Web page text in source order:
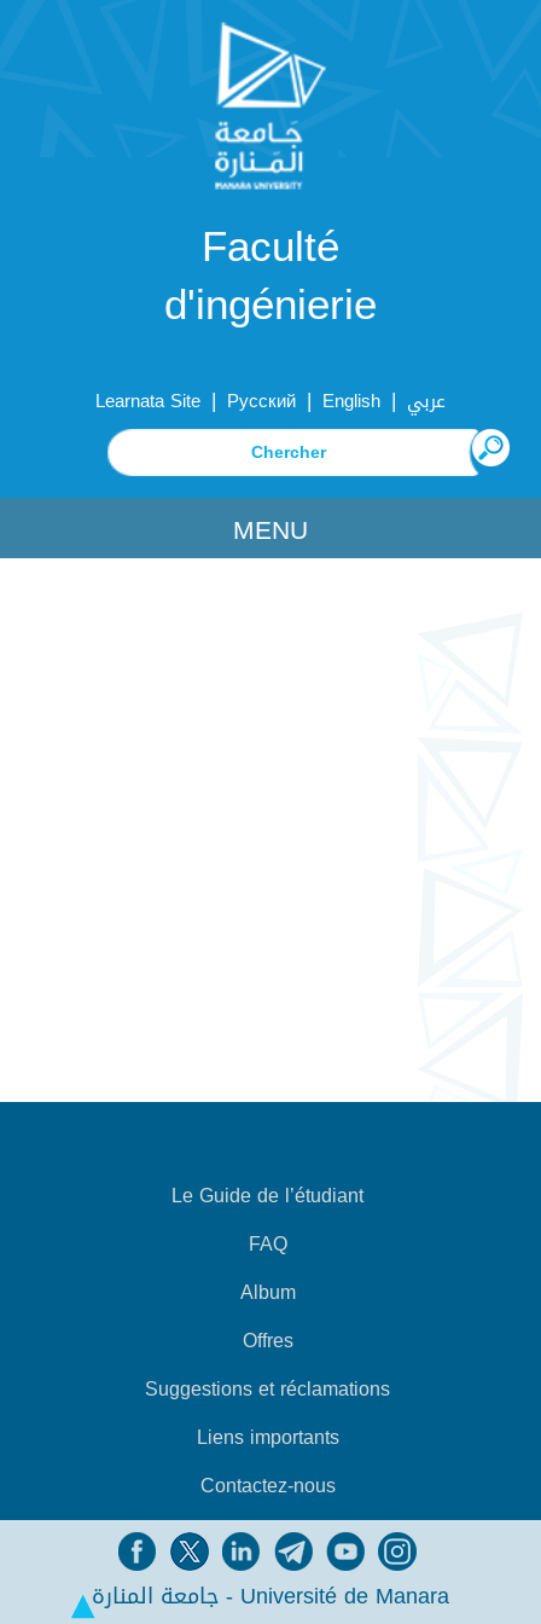
Faculté
d'ingénierie
Learnata Site | Русский | English | عربي
MENU
Le Guide de l’étudiant
FAQ
Album
Offres
Suggestions et réclamations
Liens importants
Contactez-nous
جامعة المنارة - Université de Manara